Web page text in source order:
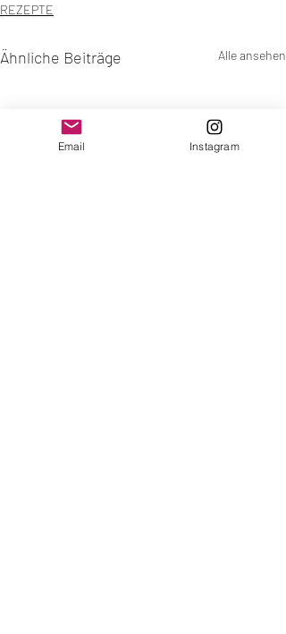
REZEPTE
Ähnliche Beiträge Alle ansehen
Email Instagram